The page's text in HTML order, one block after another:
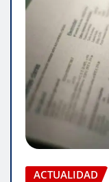
ACTUALIDAD